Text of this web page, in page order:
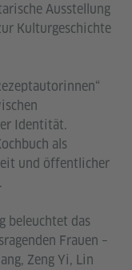
Ausstellung
Kulturgeschichte
Identität.
als
und öffentlicher
beleuchtet das
Frauen –
Zeng Yi, Lin